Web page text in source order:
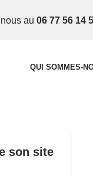
au 06 77 56 14
QUI SOMMES-
son site